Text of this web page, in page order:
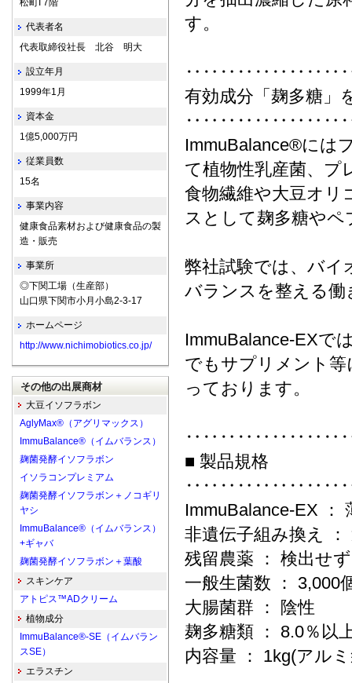
す。
有効成分「麹多糖」
ImmuBalance®には
て植物性乳産菌、
食物繊維や大豆オリ
スとして麹多糖や
弊社試験では、バイ
バランスを整える
ImmuBalance-EXで
でもサプリメント
っております。
■ 製品規格
ImmuBalance-EX ：
非遺伝子組み換え ：
残留農薬 ： 検出せず
一般生菌数 ： 3,000
大腸菌群 ： 陰性
麹多糖類 ： 8.0％以
内容量 ： 1kg(アル
松町I 7階
代表者名
代表取締役社長 北谷 明大
設立年月
1999年1月
資本金
1億5,000万円
従業員数
15名
事業内容
健康食品素材および健康食品の製
造・販売
事業所
◎下関工場（生産部）
山口県下関市小月小島2-3-17
ホームページ
http://www.nichimobiotics.co.jp/
その他の出展商材
大豆イソフラボン
AglyMax®（アグリマックス）
ImmuBalance®（イムバランス）
麹菌発酵イソフラボン
イソラコンプレミアム
麹菌発酵イソフラボン＋ノコギリ
ヤシ
ImmuBalance®（イムバランス）
+ギャバ
麹菌発酵イソフラボン＋葉酸
スキンケア
アトピス™ADクリーム
植物成分
ImmuBalance®-SE（イムバラン
スSE）
エラスチン